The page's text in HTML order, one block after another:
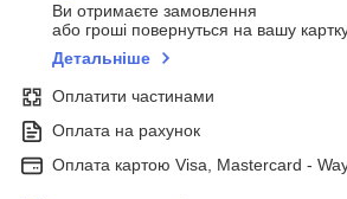
Ви отримаєте замовлення
або гроші повернуться на вашу
Детальніше
Оплатити частинами
Оплата на рахунок
Оплата картою Visa, Mastercard -